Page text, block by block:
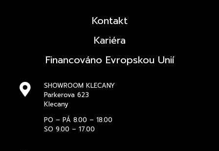
Kontakt
Kariéra
Financováno Evropskou Unií
SHOWROOM KLECANY
Parkerova 623
Klecany
PO – PÁ 8.00 – 18.00
SO 9.00 – 17.00